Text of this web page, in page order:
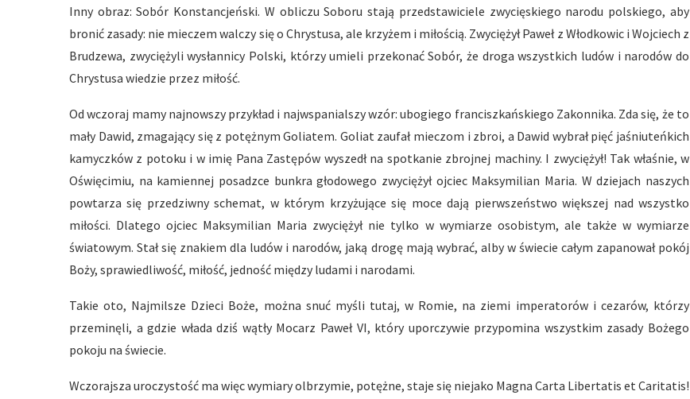
Inny obraz: Sobór Konstancjeński. W obliczu Soboru stają przedstawiciele zwycięskiego narodu polskiego, aby
bronić zasady: nie mieczem walczy się o Chrystusa, ale krzyżem i miłością. Zwyciężył Paweł z Włodkowic i Wojciech z
Brudzewa, zwyciężyli wysłannicy Polski, którzy umieli przekonać Sobór, że droga wszystkich ludów i narodów do
Chrystusa wiedzie przez miłość.
Od wczoraj mamy najnowszy przykład i najwspanialszy wzór: ubogiego franciszkańskiego Zakonnika. Zda się, że to
mały Dawid, zmagający się z potężnym Goliatem. Goliat zaufał mieczom i zbroi, a Dawid wybrał pięć jaśniuteńkich
kamyczków z potoku i w imię Pana Zastępów wyszedł na spotkanie zbrojnej machiny. I zwyciężył! Tak właśnie, w
Oświęcimiu, na kamiennej posadzce bunkra głodowego zwyciężył ojciec Maksymilian Maria. W dziejach naszych
powtarza się przedziwny schemat, w którym krzyżujące się moce dają pierwszeństwo większej nad wszystko
miłości. Dlatego ojciec Maksymilian Maria zwyciężył nie tylko w wymiarze osobistym, ale także w wymiarze
światowym. Stał się znakiem dla ludów i narodów, jaką drogę mają wybrać, alby w świecie całym zapanował pokój
Boży, sprawiedliwość, miłość, jedność między ludami i narodami.
Takie oto, Najmilsze Dzieci Boże, można snuć myśli tutaj, w Romie, na ziemi imperatorów i cezarów, którzy
przeminęli, a gdzie włada dziś wątły Mocarz Paweł VI, który uporczywie przypomina wszystkim zasady Bożego
pokoju na świecie.
Wczorajsza uroczystość ma więc wymiary olbrzymie, potężne, staje się niejako Magna Carta Libertatis et Caritatis!